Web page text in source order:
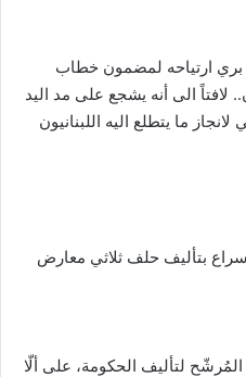
ارتياحه لمضمون خطاب
الى أنه يشجع على مد اليد
ما يتطلع اليه اللبنانيون
بتأليف حلف ثلاثي معارض
لتأليف الحكومة، على ألّا